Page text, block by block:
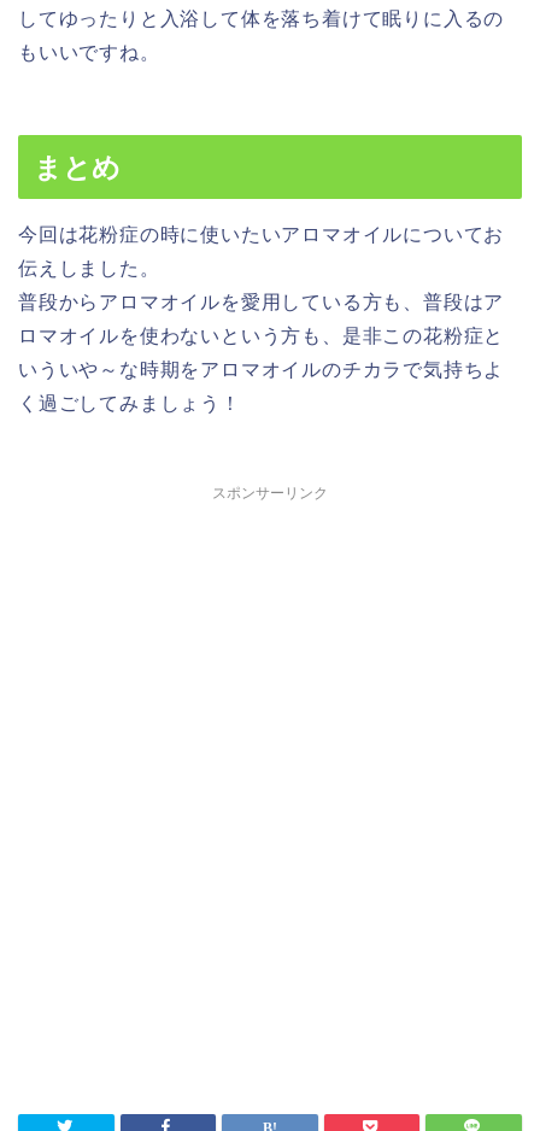
してゆったりと入浴して体を落ち着けて眠りに入るの
もいいですね。
まとめ
今回は花粉症の時に使いたいアロマオイルについてお
伝えしました。
普段からアロマオイルを愛用している方も、普段はア
ロマオイルを使わないという方も、是非この花粉症と
いういや～な時期をアロマオイルのチカラで気持ちよ
く過ごしてみましょう！
スポンサーリンク